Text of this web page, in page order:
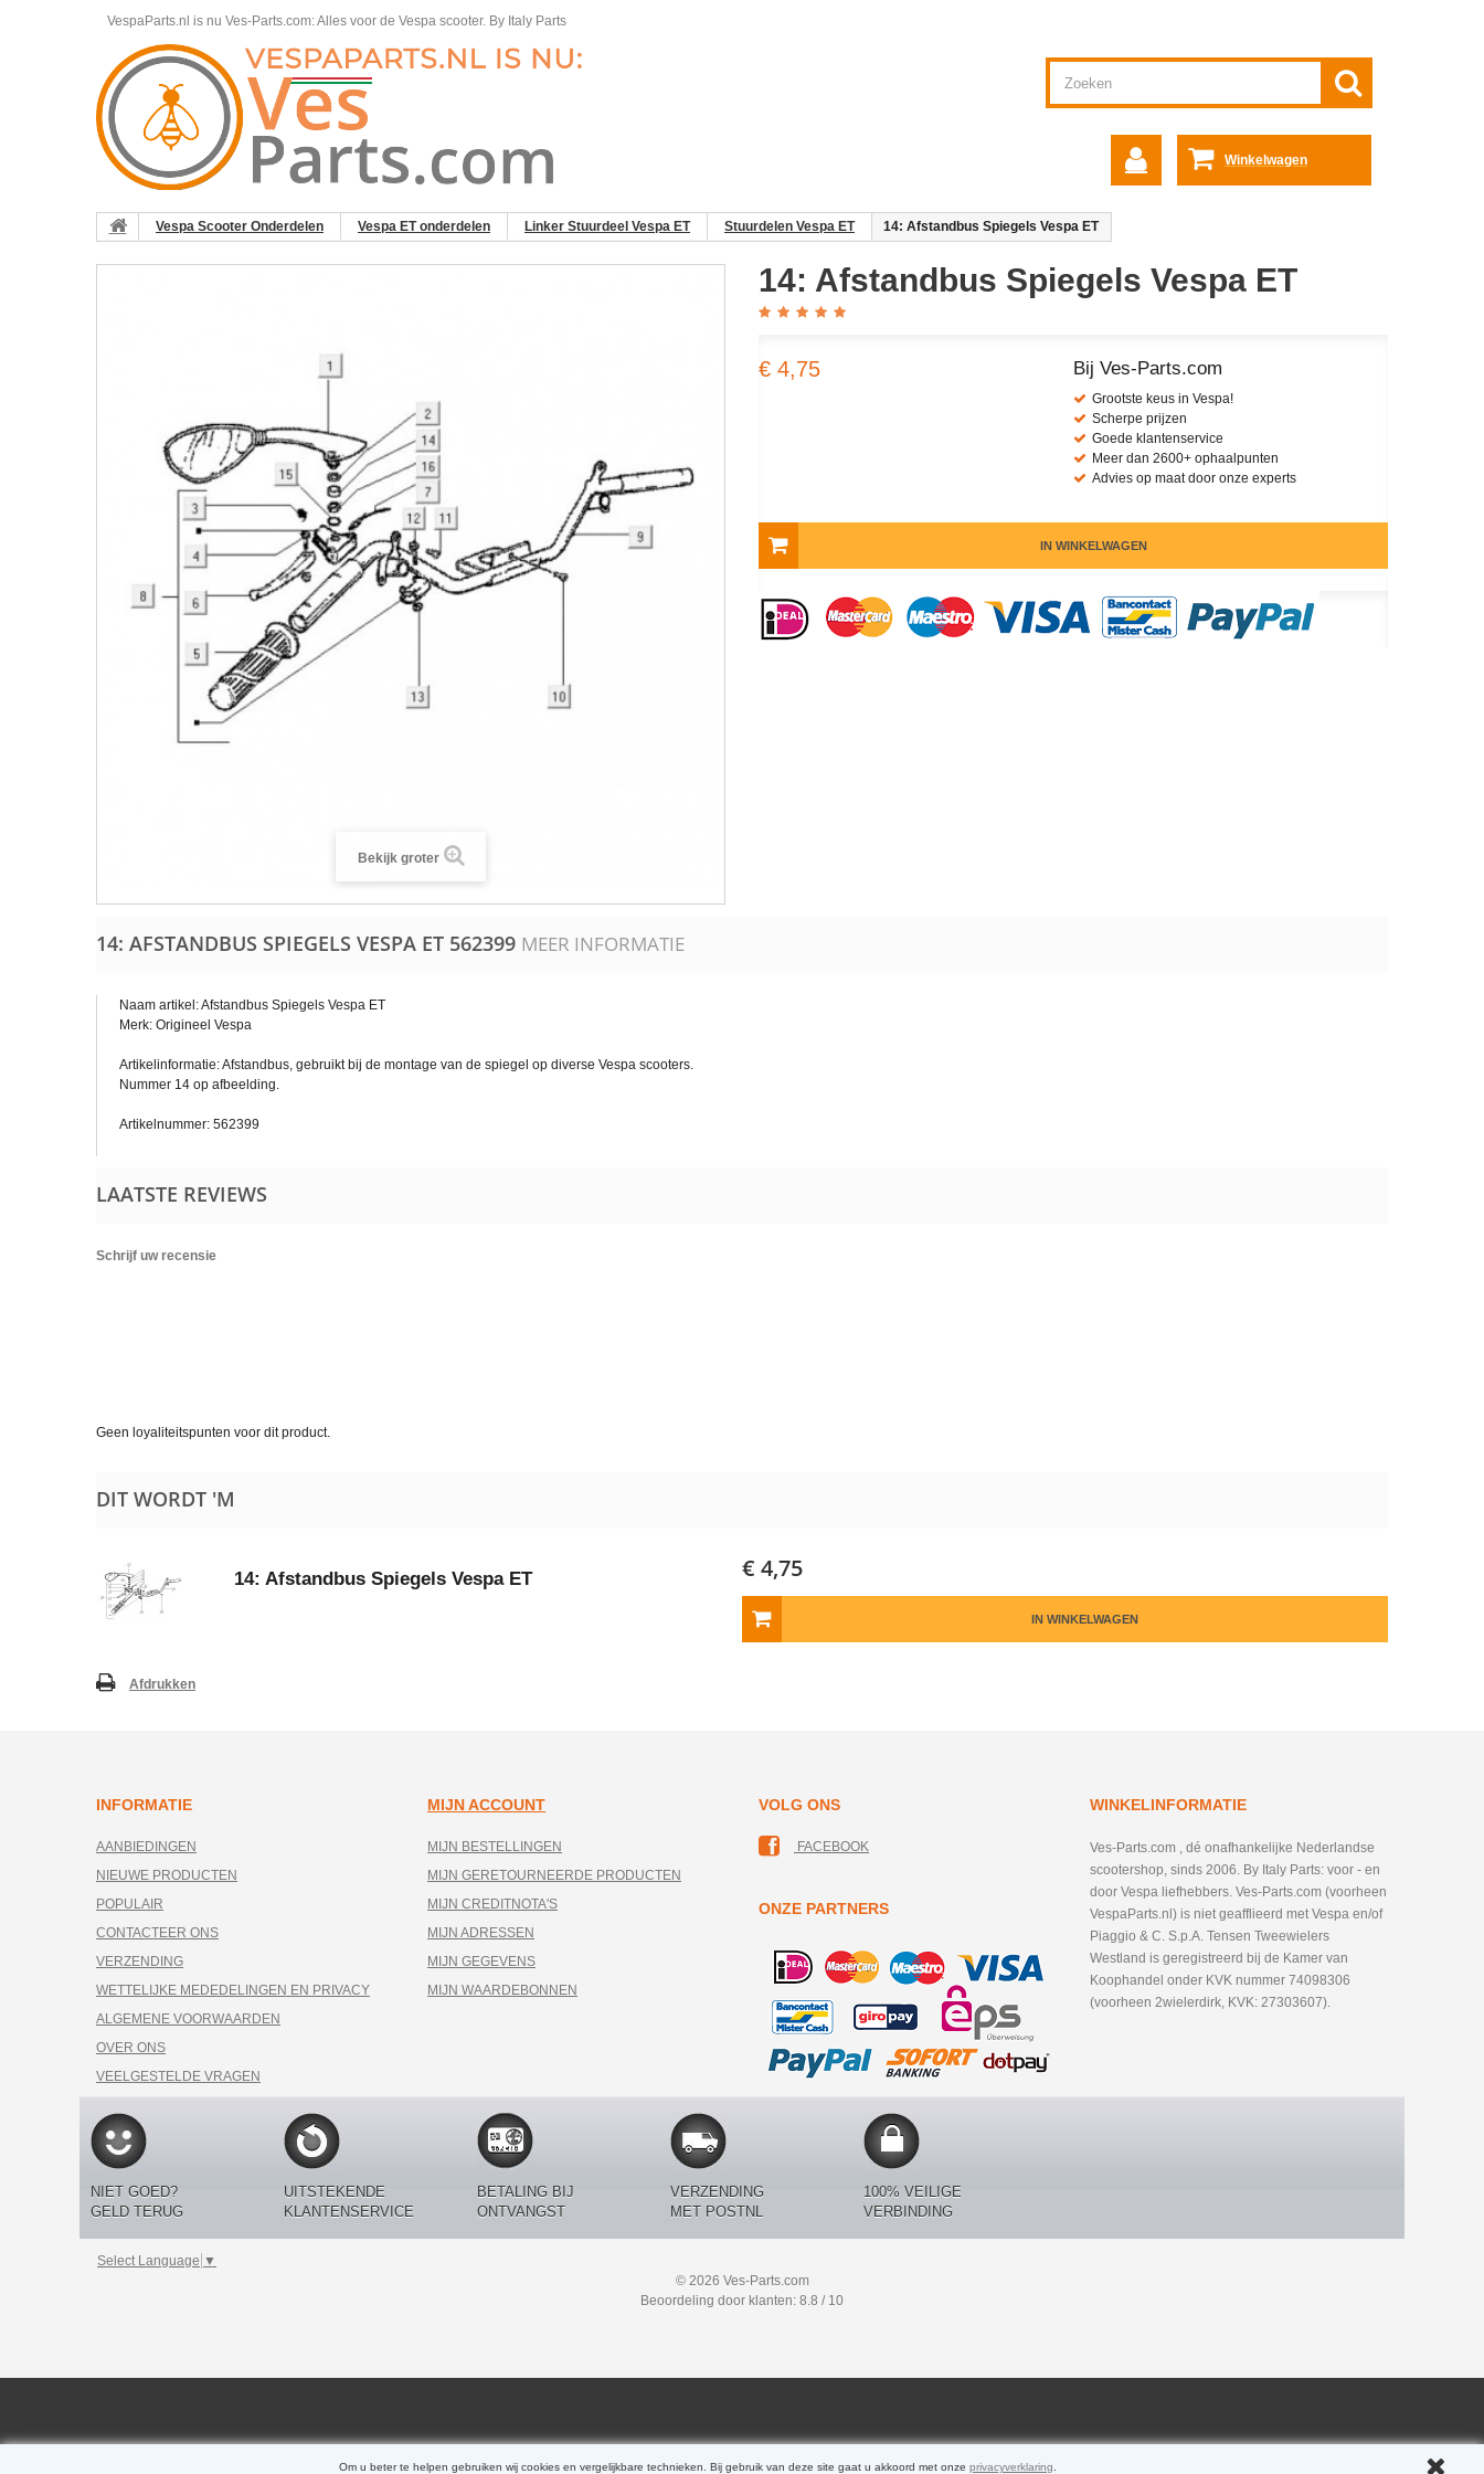
VespaParts.nl is nu Ves-Parts.com: Alles voor de Vespa scooter. By Italy Parts
Winkelwagen
Vespa Scooter Onderdelen Vespa ET onderdelen Linker Stuurdeel Vespa ET Stuurdelen Vespa ET 14: Afstandbus Spiegels Vespa ET
Bekijk groter
14: Afstandbus Spiegels Vespa ET
€ 4,75 Bij Ves-Parts.com
Grootste keus in Vespa!
Scherpe prijzen
Goede klantenservice
Meer dan 2600+ ophaalpunten
Advies op maat door onze experts
IN WINKELWAGEN
14: AFSTANDBUS SPIEGELS VESPA ET 562399 MEER INFORMATIE
Naam artikel: Afstandbus Spiegels Vespa ET
Merk: Origineel Vespa
Artikelinformatie: Afstandbus, gebruikt bij de montage van de spiegel op diverse Vespa scooters.
Nummer 14 op afbeelding.
Artikelnummer: 562399
LAATSTE REVIEWS
Schrijf uw recensie
Geen loyaliteitspunten voor dit product.
DIT WORDT 'M
14: Afstandbus Spiegels Vespa ET € 4,75
IN WINKELWAGEN
Afdrukken
INFORMATIE
AANBIEDINGEN
NIEUWE PRODUCTEN
POPULAIR
CONTACTEER ONS
VERZENDING
WETTELIJKE MEDEDELINGEN EN PRIVACY
ALGEMENE VOORWAARDEN
OVER ONS
VEELGESTELDE VRAGEN
MIJN ACCOUNT
MIJN BESTELLINGEN
MIJN GERETOURNEERDE PRODUCTEN
MIJN CREDITNOTA'S
MIJN ADRESSEN
MIJN GEGEVENS
MIJN WAARDEBONNEN
VOLG ONS
FACEBOOK
ONZE PARTNERS
WINKELINFORMATIE
Ves-Parts.com , dé onafhankelijke Nederlandse
scootershop, sinds 2006. By Italy Parts: voor - en
door Vespa liefhebbers. Ves-Parts.com (voorheen
VespaParts.nl) is niet geafflieerd met Vespa en/of
Piaggio & C. S.p.A. Tensen Tweewielers
Westland is geregistreerd bij de Kamer van
Koophandel onder KVK nummer 74098306
(voorheen 2wielerdirk, KVK: 27303607).
NIET GOED?
GELD TERUG
UITSTEKENDE
KLANTENSERVICE
BETALING BIJ
ONTVANGST
VERZENDING
MET POSTNL
100% VEILIGE
VERBINDING
Om u beter te helpen gebruiken wij cookies en vergelijkbare technieken. Bij gebruik van deze site gaat u akkoord met onze privacyverklaring
Select Language ▼
© 2026 Ves-Parts.com
Beoordeling door klanten: 8.8 / 10